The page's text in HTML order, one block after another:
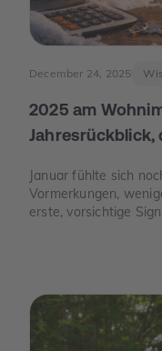
December 24, 2025
2025 am
Jahresrückblick,
Januar fühlte sich
Vormerkungen,
erste, vorsichtige
mehr „Was ist wirklich